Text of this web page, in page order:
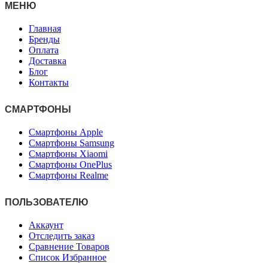
МЕНЮ
Главная
Бренды
Оплата
Доставка
Блог
Контакты
СМАРТФОНЫ
Смартфоны Apple
Смартфоны Samsung
Смартфоны Xiaomi
Смартфоны OnePlus
Смартфоны Realme
ПОЛЬЗОВАТЕЛЮ
Аккаунт
Отследить заказ
Сравнение Товаров
Список Избранное